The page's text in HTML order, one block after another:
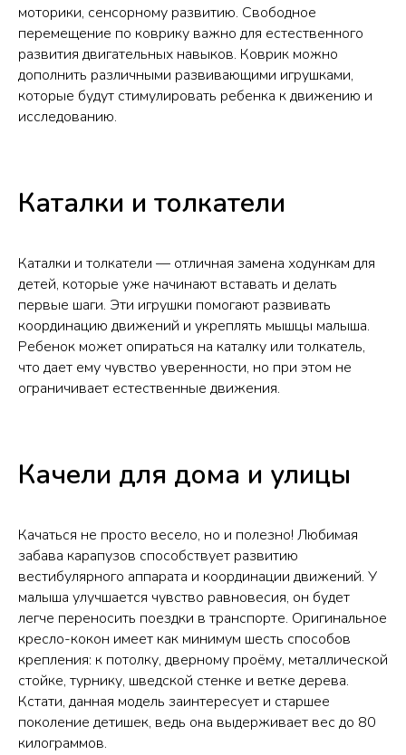
моторики, сенсорному развитию. Свободное
перемещение по коврику важно для естественного
развития двигательных навыков. Коврик можно
дополнить различными развивающими игрушками,
которые будут стимулировать ребенка к движению и
исследованию.
Каталки и толкатели
Каталки и толкатели — отличная замена ходункам для
детей, которые уже начинают вставать и делать
первые шаги. Эти игрушки помогают развивать
координацию движений и укреплять мышцы малыша.
Ребенок может опираться на каталку или толкатель,
что дает ему чувство уверенности, но при этом не
ограничивает естественные движения.
Качели для дома и улицы
Качаться не просто весело, но и полезно! Любимая
забава карапузов способствует развитию
вестибулярного аппарата и координации движений. У
малыша улучшается чувство равновесия, он будет
легче переносить поездки в транспорте. Оригинальное
кресло-кокон имеет как минимум шесть способов
крепления: к потолку, дверному проёму, металлической
стойке, турнику, шведской стенке и ветке дерева.
Кстати, данная модель заинтересует и старшее
поколение детишек, ведь она выдерживает вес до 80
килограммов.